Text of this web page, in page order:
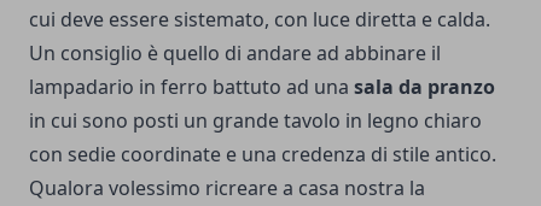
cui deve essere sistemato, con luce diretta e calda.
Un consiglio è quello di andare ad abbinare il
lampadario in ferro battuto ad una sala da pranzo
in cui sono posti un grande tavolo in legno chiaro
con sedie coordinate e una credenza di stile antico.
Qualora volessimo ricreare a casa nostra la